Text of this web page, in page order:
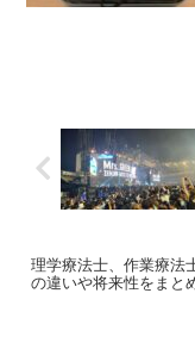
理学療法士、作業療法
の違いや将来性をまと